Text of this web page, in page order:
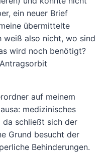
ein neuer Brief
übermittelte
weiß also nicht, wo sind
wird noch benötigt?
auf meinem
medizinisches
da schließt sich der
Grund besucht der
Behinderungen.